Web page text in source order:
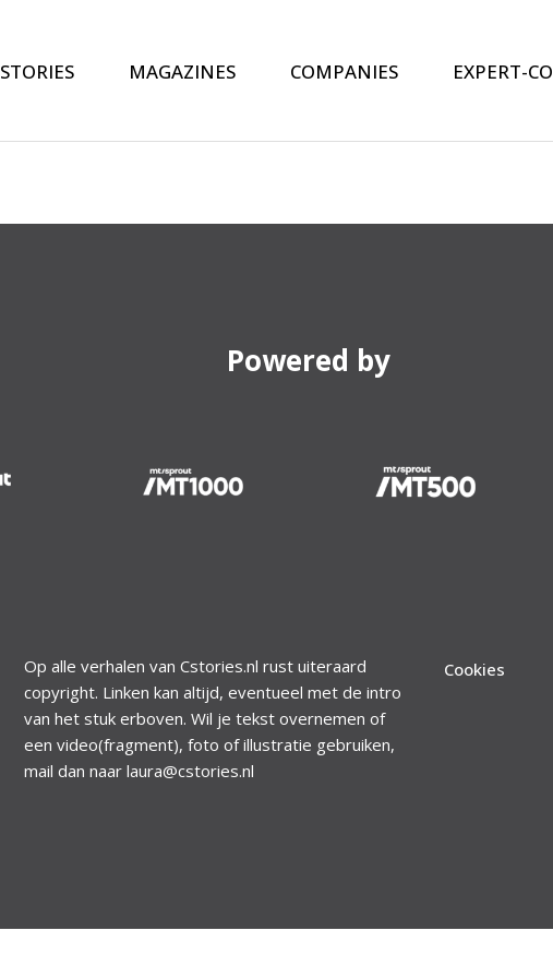
STORIES MAGAZINES COMPANIES EXPERT-
Powered by
Op alle verhalen van Cstories.nl rust uiteraard
copyright. Linken kan altijd, eventueel met de intro
van het stuk erboven. Wil je tekst overnemen of
een video(fragment), foto of illustratie gebruiken,
mail dan naar laura@cstories.nl
Cookies